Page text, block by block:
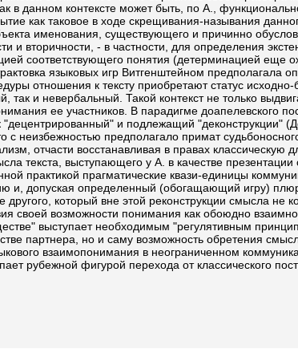
в данном контексте может быть, по А.,
как таковое в ходе скрещивания-называния
именования, существующего и причинно
и вторичности, - в частности, для определения
соответствующего понятия (детерминацией еще
языковых игр Витгенштейном предполагала
отношения к тексту приобретают статус исходно-
и невербальный. Такой контекст не только
ее участников. В парадигме доапелевского
и подлежащий "деконструкции"
неизбежностью предполагало примат
отчасти восстанавливая в правах классическую
текста, выступающего у А. в качестве
практикой прагматические квази-единицы
и, допуская определенный (обогащающий игру)
который вне этой реконструкции смысла не
своей возможности понимания как обоюдно
выступает необходимым "регулятивным
партнера, но и саму возможность обретения
взаимопонимания в неограниченном
рубежной фигурой перехода от классического